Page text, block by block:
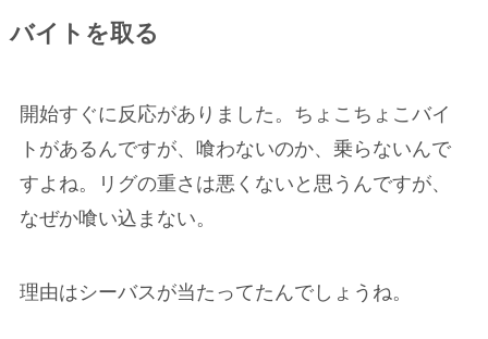
バイトを取る
開始すぐに反応がありました。ちょこちょこバイ
トがあるんですが、喰わないのか、乗らないんで
すよね。リグの重さは悪くないと思うんですが、
なぜか喰い込まない。
理由はシーバスが当たってたんでしょうね。